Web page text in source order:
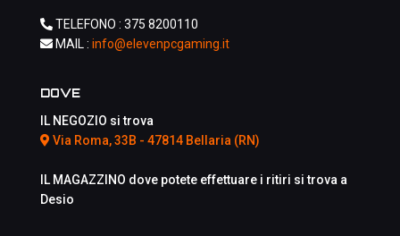
TELEFONO : 375 8200110
MAIL : info@elevenpcgaming.it
DOVE
IL NEGOZIO si trova
Via Roma, 33B - 47814 Bellaria (RN)
IL MAGAZZINO dove potete effettuare i ritiri si trova a
Desio